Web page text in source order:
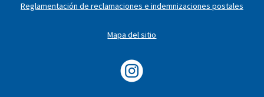
Reglamentación de reclamaciones e indemnizaciones postales
Mapa del sitio